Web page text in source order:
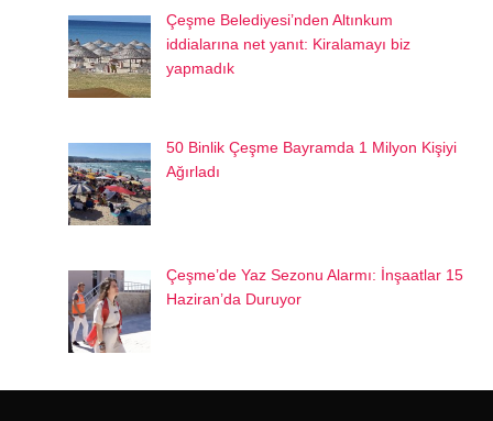
Çeşme Belediyesi’nden Altınkum
iddialarına net yanıt: Kiralamayı biz
yapmadık
50 Binlik Çeşme Bayramda 1 Milyon Kişiyi
Ağırladı
Çeşme’de Yaz Sezonu Alarmı: İnşaatlar 15
Haziran’da Duruyor